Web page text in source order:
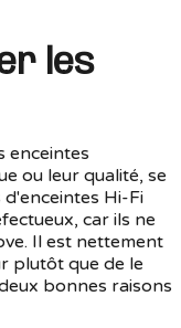
les
enceintes
ou leur qualité, se
Hi-Fi
car ils ne
Il est nettement
plutôt que de le
bonnes raisons